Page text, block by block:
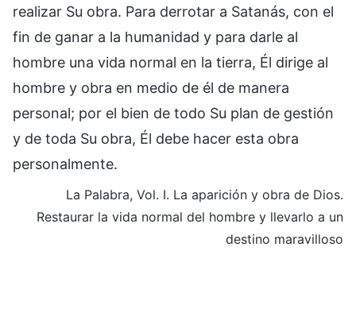
realizar Su obra. Para derrotar a Satanás, con el
fin de ganar a la humanidad y para darle al
hombre una vida normal en la tierra, Él dirige al
hombre y obra en medio de él de manera
personal; por el bien de todo Su plan de gestión
y de toda Su obra, Él debe hacer esta obra
personalmente.
La Palabra, Vol. I. La aparición y obra de Dios.
Restaurar la vida normal del hombre y llevarlo a un
destino maravilloso